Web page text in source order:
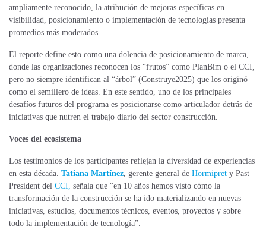
ampliamente reconocido, la atribución de mejoras específicas en
visibilidad, posicionamiento o implementación de tecnologías presenta
promedios más moderados.
El reporte define esto como una dolencia de posicionamiento de marca,
donde las organizaciones reconocen los “frutos” como PlanBim o el CCI,
pero no siempre identifican al “árbol” (Construye2025) que los originó
como el semillero de ideas. En este sentido, uno de los principales
desafíos futuros del programa es posicionarse como articulador detrás de
iniciativas que nutren el trabajo diario del sector construcción.
Voces del ecosistema
Los testimonios de los participantes reflejan la diversidad de experiencias
en esta década. Tatiana Martínez , gerente general de Hormipret y Past
President del CCI, señala que “en 10 años hemos visto cómo la
transformación de la construcción se ha ido materializando en nuevas
iniciativas, estudios, documentos técnicos, eventos, proyectos y sobre
todo la implementación de tecnología”.